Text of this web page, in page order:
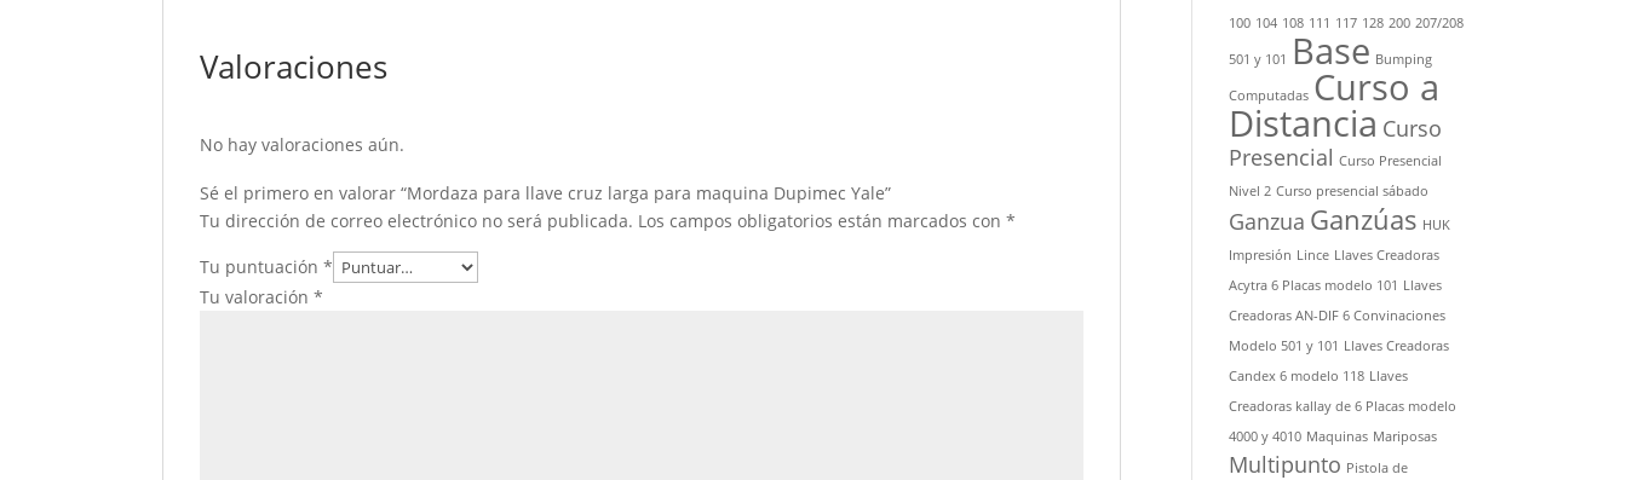
Valoraciones
No hay valoraciones aún.
Sé el primero en valorar “Mordaza para llave cruz larga para maquina Dupimec Yale”
Tu dirección de correo electrónico no será publicada. Los campos obligatorios están marcados con*
Tu puntuación*
Tu valoración*
100 104 108 111 117 128 200 207/208
501 y 101 Base Bumping
Computadas Curso a
Distancia Curso
Presencial Curso Presencial
Nivel 2 Curso presencial sábado
Ganzua Ganzúas HUK
Impresión Lince Llaves Creadoras
Acytra 6 Placas modelo 101 Llaves
Creadoras AN-DIF 6 Convinaciones
Modelo 501 y 101 Llaves Creadoras
Candex 6 modelo 118 Llaves
Creadoras kallay de 6 Placas modelo
4000 y 4010 Maquinas Mariposas
Multipunto Pistola de